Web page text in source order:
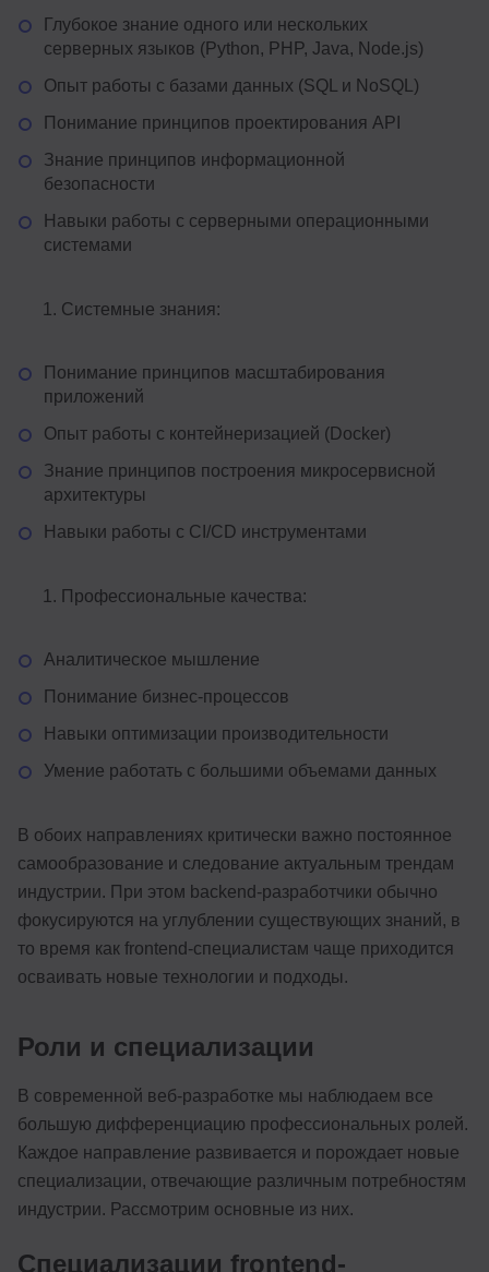
Глубокое знание одного или нескольких
серверных языков (Python, PHP, Java, Node.js)
Опыт работы с базами данных (SQL и NoSQL)
Понимание принципов проектирования API
Знание принципов информационной
безопасности
Навыки работы с серверными операционными
системами
Системные знания:
Понимание принципов масштабирования
приложений
Опыт работы с контейнеризацией (Docker)
Знание принципов построения микросервисной
архитектуры
Навыки работы с CI/CD инструментами
Профессиональные качества:
Аналитическое мышление
Понимание бизнес-процессов
Навыки оптимизации производительности
Умение работать с большими объемами данных
В обоих направлениях критически важно постоянное
самообразование и следование актуальным трендам
индустрии. При этом backend-разработчики обычно
фокусируются на углублении существующих знаний, в
то время как frontend-специалистам чаще приходится
осваивать новые технологии и подходы.
Роли и специализации
В современной веб-разработке мы наблюдаем все
большую дифференциацию профессиональных ролей.
Каждое направление развивается и порождает новые
специализации, отвечающие различным потребностям
индустрии. Рассмотрим основные из них.
Специализации frontend-